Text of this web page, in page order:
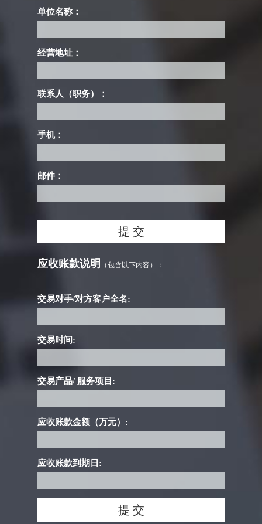
单位名称：
经营地址：
联系人（职务）：
手机：
邮件：
应收账款说明 （包含以下内容）：
交易对手/对方客户全名:
交易时间:
交易产品/ 服务项目:
应收账款金额（万元）:
应收账款到期日: